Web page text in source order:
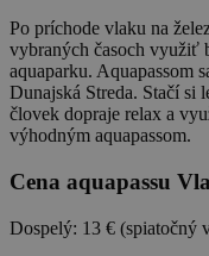
Po príchode vlaku na
vybraných časoch využiť
aquaparku. Aquapassom
Dunajská Streda. Stačí
človek dopraje relax a
výhodným aquapassom.
Cena aquapassu
Dospelý: 13 € (spiatočný